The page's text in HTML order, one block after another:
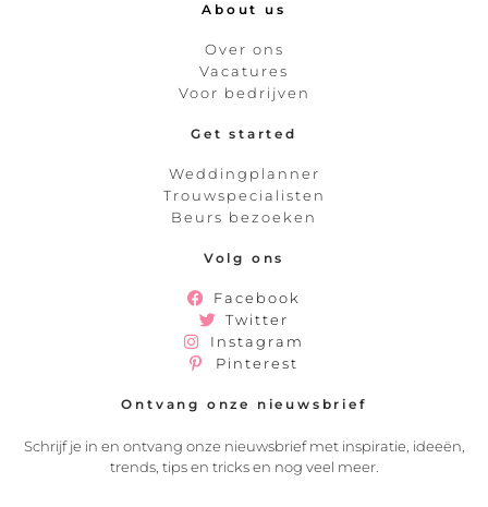
About us
Over ons
Vacatures
Voor bedrijven
Get started
Weddingplanner
Trouwspecialisten
Beurs bezoeken
Volg ons
Facebook
Twitter
Instagram
Pinterest
Ontvang onze nieuwsbrief
Schrijf je in en ontvang onze nieuwsbrief met inspiratie, ideeën,
trends, tips en tricks en nog veel meer.